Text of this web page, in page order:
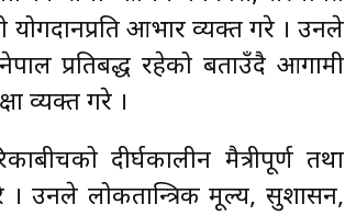
आभार व्यक्त गरे । उनले
प्रतिबद्ध रहेको बताउँदै आगामी
व्यक्त गरे ।
दीर्घकालीन मैत्रीपूर्ण तथा
। उनले लोकतान्त्रिक मूल्य, सुशासन,